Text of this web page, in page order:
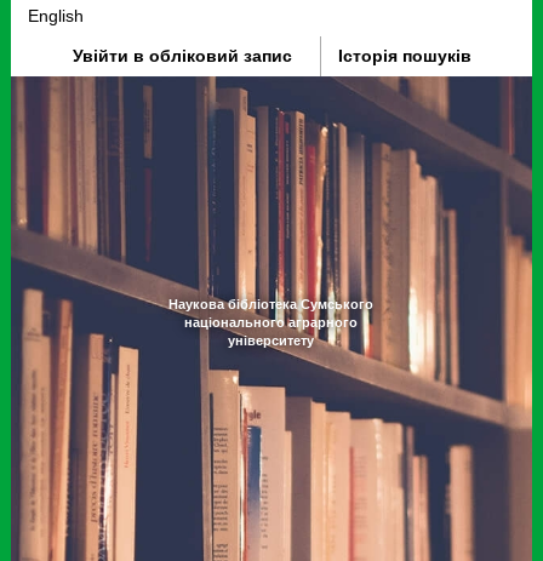
English
Увійти в обліковий запис Історія пошуків
Наукова бібліотека Сумського
національного аграрного
університету